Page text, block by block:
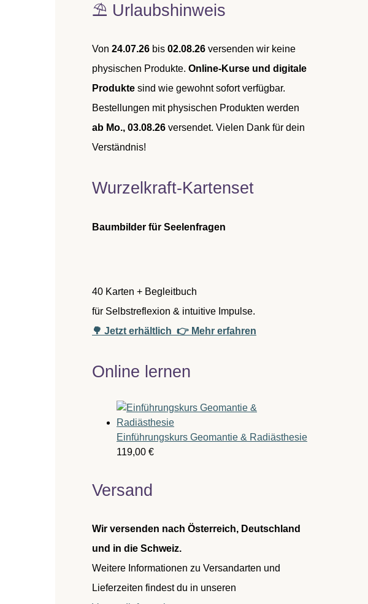
⛱️ Urlaubshinweis
Von 24.07.26 bis 02.08.26 versenden wir keine
physischen Produkte. Online-Kurse und digitale
Produkte sind wie gewohnt sofort verfügbar.
Bestellungen mit physischen Produkten werden
ab Mo., 03.08.26 versendet. Vielen Dank für dein
Verständnis!
Wurzelkraft-Kartenset
Baumbilder für Seelenfragen
40 Karten + Begleitbuch
für Selbstreflexion & intuitive Impulse.
🌳 Jetzt erhältlich 👉 Mehr erfahren
Online lernen
Einführungskurs Geomantie & Radiästhesie
119,00 €
Versand
Wir versenden nach Österreich, Deutschland
und in die Schweiz.
Weitere Informationen zu Versandarten und
Lieferzeiten findest du in unseren